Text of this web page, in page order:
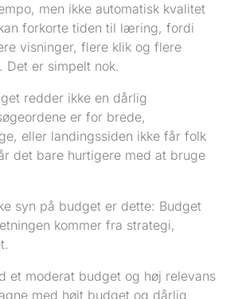
men ikke automatisk kvalitet
forkorte tiden til læring, fordi
visninger, flere klik og flere
Det er simpelt nok.
redder ikke en dårlig
er for brede,
eller landingssiden ikke får folk
det bare hurtigere med at bruge
syn på budget er dette: Budget
kommer fra strategi,
et moderat budget og høj relevans
med højt budget og dårlig